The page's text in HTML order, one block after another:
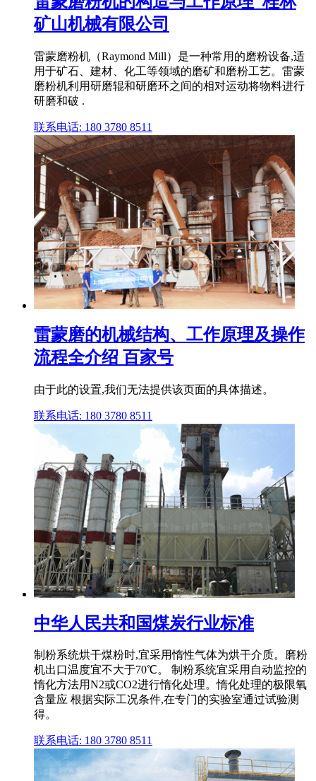
矿山机械有限公司
雷蒙磨粉机（Raymond Mill）是一种常用的磨粉设备,适
用于矿石、建材、化工等领域的磨矿和磨粉工艺。雷蒙
磨粉机利用研磨辊和研磨环之间的相对运动将物料进行
研磨和破 .
联系电话: 180 3780 8511
雷蒙磨的机械结构、工作原理及操作
流程全介绍 百家号
由于此的设置,我们无法提供该页面的具体描述。
联系电话: 180 3780 8511
中华人民共和国煤炭行业标准
制粉系统烘干煤粉时,宜采用惰性气体为烘干介质。磨粉
机出口温度宜不大于70℃。 制粉系统宜采用自动监控的
惰化方法用N2或CO2进行惰化处理。惰化处理的极限氧
含量应 根据实际工况条件,在专门的实验室通过试验测
得。
联系电话: 180 3780 8511